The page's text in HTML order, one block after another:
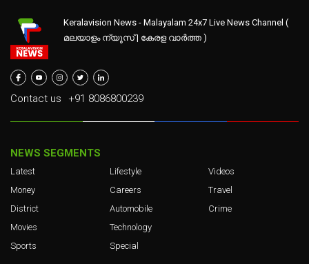
Keralavision News - Malayalam 24x7 Live News Channel (
മലയാളം ന്യൂസ് | കേരള വാർത്ത )
Contact us +91 8086800239
NEWS SEGMENTS
Latest
Money
District
Movies
Sports
Lifestyle
Careers
Automobile
Technology
Special
Videos
Travel
Crime